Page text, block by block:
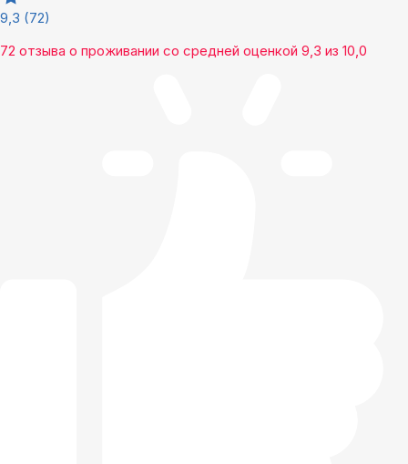
9,3 (72)
72 отзыва о проживании со средней оценкой 9,3 из 10,0